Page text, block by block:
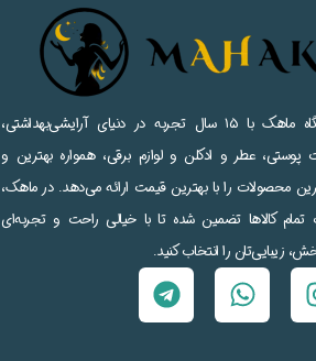
فروشگاه ماهک با ۱۵ سال تجربه در دنیای آرایشی‌بهداشتی،
پوستی، عطر و ادکلن و لوازم برقی، همواره بهترین و
محصولات را با بهترین قیمت ارائه می‌دهد. در ماهک،
تمام کالاها تضمین شده تا با خیالی راحت و تجربه‌ای
زیبایی‌تان را انتخاب کنید.